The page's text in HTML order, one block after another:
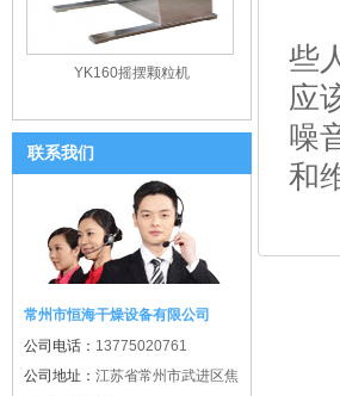
YK160摇摆颗粒机
联系我们
常州市恒海干燥设备有限公司
公司电话： 13775020761
公司地址： 江苏省常州市武进区焦
些
应
噪
和